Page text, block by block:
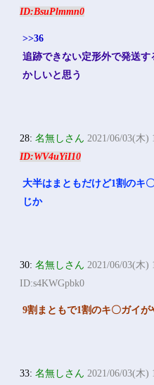
ID:BsuPlmmn0
>>36
追跡できない定形外で発送す
かしいと思う
28:名無しさん 2021/06/03(木)
ID:WV4uYiI10
大半はまともだけど1割のキ
じか
30:名無しさん 2021/06/03(木)
ID:s4KWGpbk0
9割まともで1割のキ〇ガイが
33:名無しさん 2021/06/03(木)